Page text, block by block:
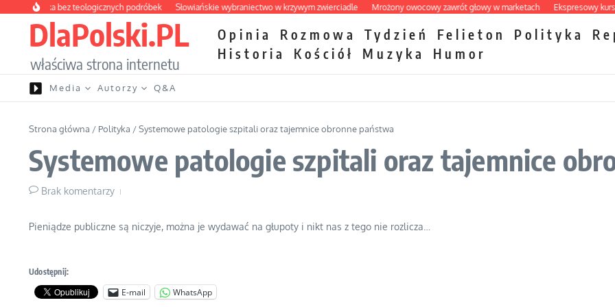
Przejdź do treści
apteczka bez teologicznych podróbek Słowiańskie wybraniectwo w krzywym zwierciadle Mrożony owocowy zawrót głowy w marketach Ekspresowy kurs
DlaPolski.PL
właściwa strona internetu
Opinia Rozmowa Tydzień Felieton Polityka
Historia
Kościół Muzyka Humor
Media Autorzy Q&A
Strona główna / Polityka /Systemowe patologie szpitali oraz tajemnice obronne państwa
Systemowe patologie szpitali oraz tajemnice
Brak komentarzy
Pieniądze publiczne są niczyje, można je wydawać na głupoty i nikt nas z tego nie rozlicza…
Udostępnij:
E-mail WhatsApp